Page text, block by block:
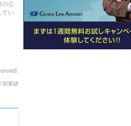
の公
てい
期業績